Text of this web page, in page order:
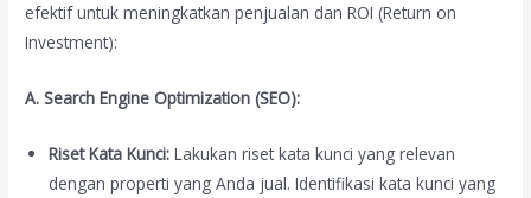
efektif untuk meningkatkan penjualan dan ROI (Return on
Investment):
A. Search Engine Optimization (SEO):
Riset Kata Kunci: Lakukan riset kata kunci yang relevan
dengan properti yang Anda jual. Identifikasi kata kunci yang